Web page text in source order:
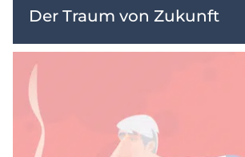
Der Traum von Zukunft